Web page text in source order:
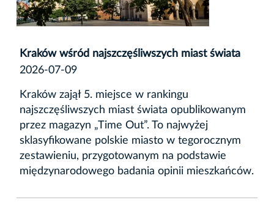
Kraków wśród najszczęśliwszych miast świata
2026-07-09
Kraków zajął 5. miejsce w rankingu
najszczęśliwszych miast świata opublikowanym
przez magazyn „Time Out”. To najwyżej
sklasyfikowane polskie miasto w tegorocznym
zestawieniu, przygotowanym na podstawie
międzynarodowego badania opinii mieszkańców.